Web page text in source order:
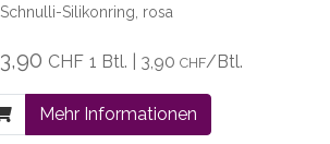
Schnulli-Silikonring, rosa
3,90 CHF 1 Btl. | 3,90 CHF/Btl.
Mehr Informationen